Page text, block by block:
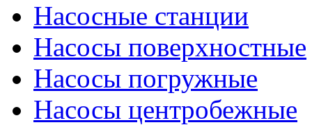
Насосные станции
Насосы поверхностные
Насосы погружные
Насосы центробежные